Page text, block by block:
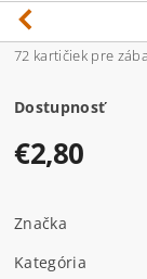
72 kartičiek pre
Dostupnosť
€2,80
Značka
Kategória